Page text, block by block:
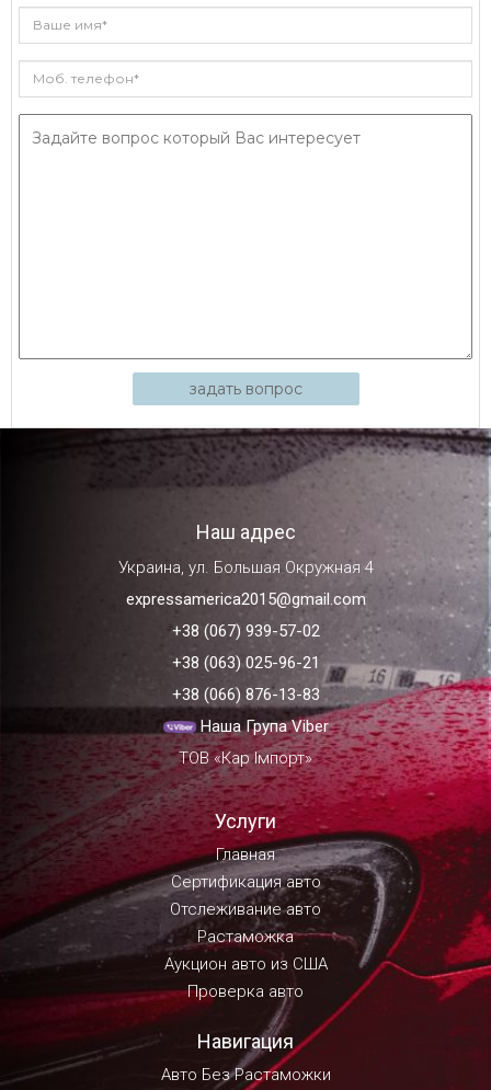
задать вопрос
Наш адрес
Украина, ул. Большая Окружная 4
expressamerica2015@gmail.com
+38 (067) 939-57-02
+38 (063) 025-96-21
+38 (066) 876-13-83
Наша Група Viber
ТОВ «Кар Імпорт»
Услуги
Главная
Сертификация авто
Отслеживание авто
Растаможка
Аукцион авто из США
Проверка авто
Навигация
Авто Без Растаможки